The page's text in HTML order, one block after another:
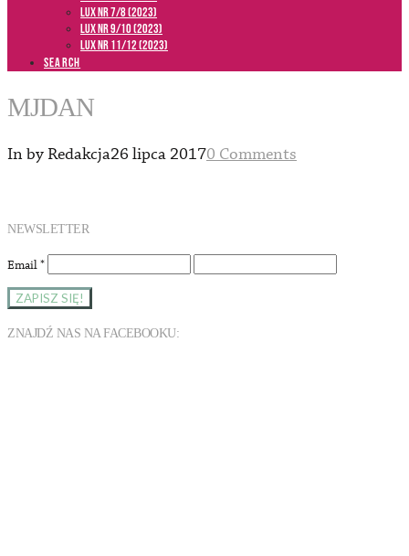
LUX NR 7/8 (2023)
LUX NR 9/10 (2023)
LUX NR 11/12 (2023)
SEARCH
MJDAN
In by Redakcja26 lipca 20170 Comments
NEWSLETTER
Email*
ZNAJDŹ NAS NA FACEBOOKU: